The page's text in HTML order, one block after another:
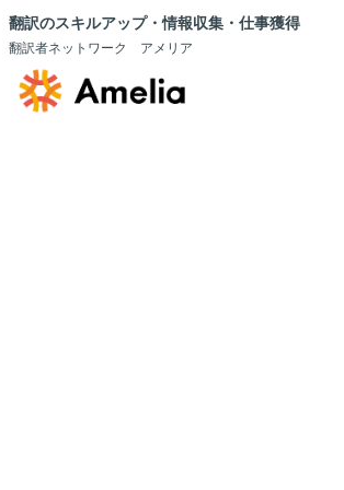
翻訳のスキルアップ・情報収集・仕事獲得
翻訳者ネットワーク アメリア